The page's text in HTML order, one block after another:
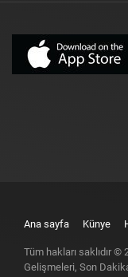
Ana sayfa Künye
Tüm hakları saklıdır ©
Gelişmeleri, Son